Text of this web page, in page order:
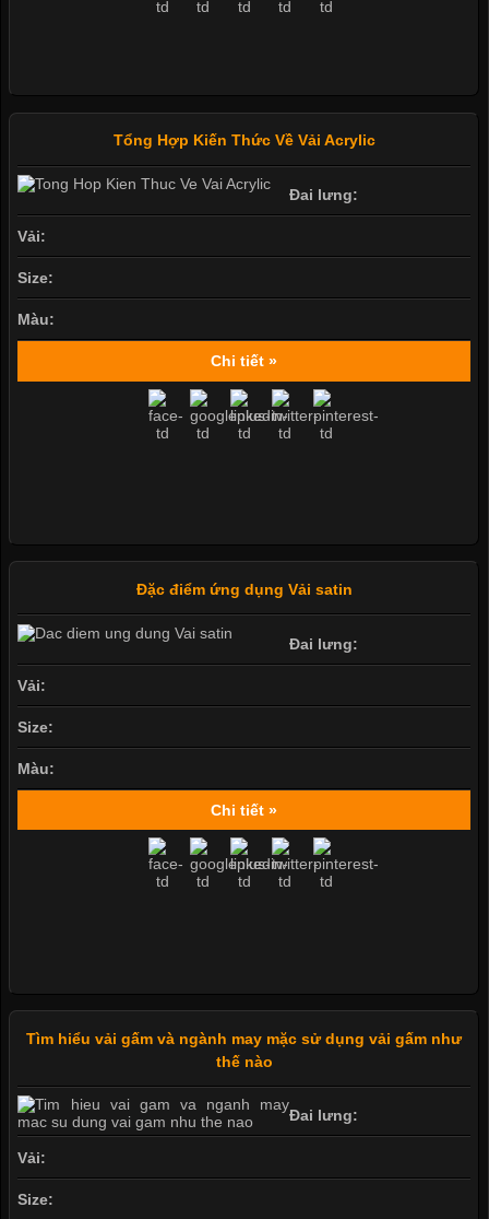
Tổng Hợp Kiến Thức Về Vải Acrylic
Đai lưng:
Vải:
Size:
Màu:
Chi tiết »
Đặc điểm ứng dụng Vải satin
Đai lưng:
Vải:
Size:
Màu:
Chi tiết »
Tìm hiểu vải gấm và ngành may mặc sử dụng vải gấm như
thế nào
Đai lưng:
Vải:
Size: